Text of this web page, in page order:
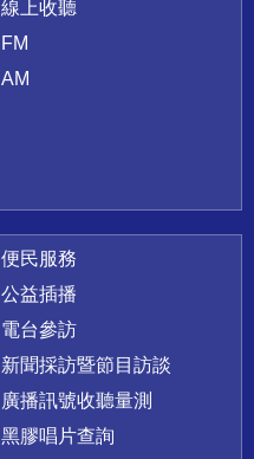
線上收聽
FM
AM
便民服務
公益插播
電台參訪
新聞採訪暨節目訪談
廣播訊號收聽量測
黑膠唱片查詢